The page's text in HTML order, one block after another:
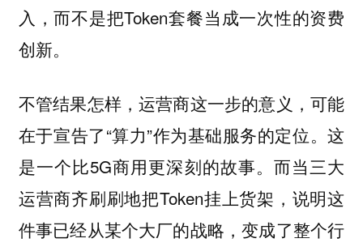
入，而不是把Token套餐当成一次性的资费
创新。
不管结果怎样，运营商这一步的意义，可能
在于宣告了“算力”作为基础服务的定位。这
是一个比5G商用更深刻的故事。而当三大
运营商齐刷刷地把Token挂上货架，说明这
件事已经从某个大厂的战略，变成了整个行